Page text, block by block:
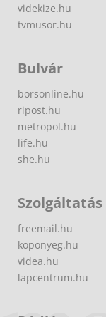
videkize.hu
tvmusor.hu
Bulvár
borsonline.hu
ripost.hu
metropol.hu
life.hu
she.hu
Szolgáltatás
freemail.hu
koponyeg.hu
videa.hu
lapcentrum.hu